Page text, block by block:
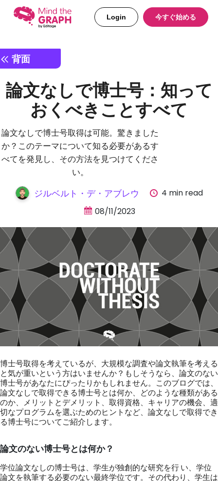
Login 今すぐ始める
背面
論文なしで博士号：知って
おくべきことすべて
論文なしで博士号取得は可能。驚きました
か？このテーマについて知る必要があるす
べてを発見し、その方法を見つけてくださ
い。
ジルベルト・デ・アブレウ
4 min read
08/11/2023
博士号取得を考えているが、大規模な調査や論文執筆を考える
と気が重いという方はいませんか？もしそうなら、論文のない
博士号があなたにぴったりかもしれません。このブログでは、
論文なしで取得できる博士号とは何か、どのような種類がある
のか、メリットとデメリット、取得資格、キャリアの機会、適
切なプログラムを選ぶためのヒントなど、論文なしで取得でき
る博士号についてご紹介します。
論文のない博士号とは何か？
学位論文なしの博士号は、学生が独創的な研究を行 い、学位
論文を執筆する必要のない最終学位です。その代わり、学生は